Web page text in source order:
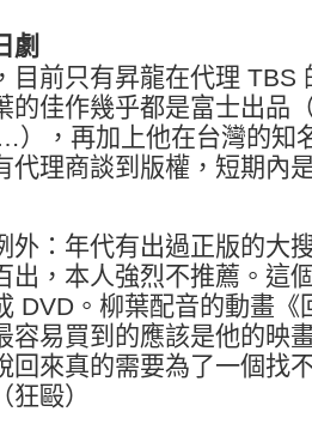
劇
目前只有昇龍在代理 TBS
的佳作幾乎都是富士出品
），再加上他在台灣的知
代理商談到版權，短期內
外：年代有出過正版的大
出，本人強烈不推薦。這
DVD。柳葉配音的動畫《
容易買到的應該是他的映
回來真的需要為了一個找
狂毆）